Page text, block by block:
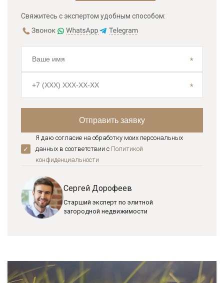
Свяжитесь с экспертом удобным способом:
Я даю согласие на обработку моих персональных
данных в соответствии с Политикой
конфиденциальноcти
Сергей Дорофеев
Старший эксперт по элитной
загородной недвижимости